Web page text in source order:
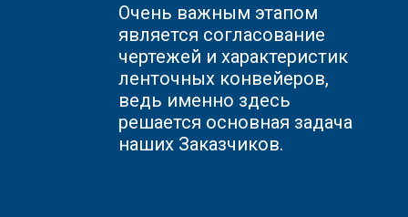
Очень важным этапом
является согласование
чертежей и характеристик
ленточных конвейеров,
ведь именно здесь
решается основная задача
наших Заказчиков.